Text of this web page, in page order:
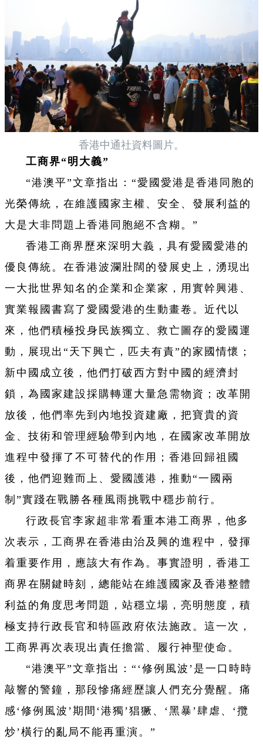
香港中通社資料圖片。
工商界“明大義”
“港澳平”文章指出：“愛國愛港是香港同胞的
光榮傳統，在維護國家主權、安全、發展利益的
大是大非問題上香港同胞絕不含糊。”
香港工商界歷來深明大義，具有愛國愛港的
優良傳統。在香港波瀾壯闊的發展史上，湧現出
一大批世界知名的企業和企業家，用實幹興港、
實業報國書寫了愛國愛港的生動畫卷。近代以
來，他們積極投身民族獨立、救亡圖存的愛國運
動，展現出“天下興亡，匹夫有責”的家國情懷；
新中國成立後，他們打破西方對中國的經濟封
鎖，為國家建設採購轉運大量急需物資；改革開
放後，他們率先到內地投資建廠，把寶貴的資
金、技術和管理經驗帶到內地，在國家改革開放
進程中發揮了不可替代的作用；香港回歸祖國
後，他們迎難而上、愛國護港，推動“一國兩
制”實踐在戰勝各種風雨挑戰中穩步前行。
行政長官李家超非常看重本港工商界，他多
次表示，工商界在香港由治及興的進程中，發揮
着重要作用，應該大有作為。事實證明，香港工
商界在關鍵時刻，總能站在維護國家及香港整體
利益的角度思考問題，站穩立場，亮明態度，積
極支持行政長官和特區政府依法施政。這一次，
工商界再次表現出責任擔當、履行神聖使命。
“港澳平”文章指出：“‘修例風波’是一口時時
敲響的警鐘，那段慘痛經歷讓人們充分覺醒。痛
感‘修例風波’期間‘港獨’猖獗、‘黑暴’肆虐、‘攬
炒’橫行的亂局不能再重演。”